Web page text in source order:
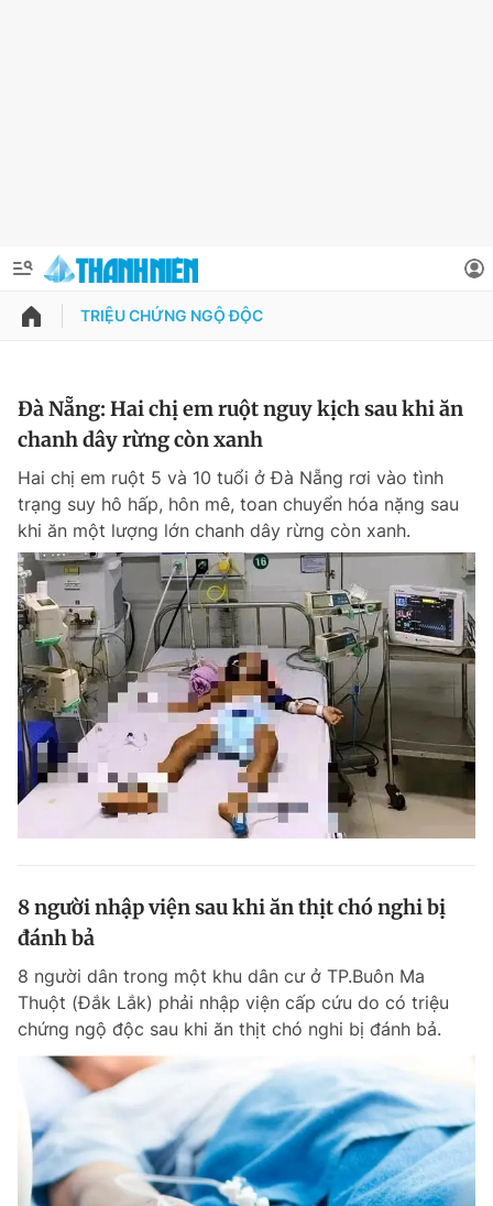
QUẢNG CÁO ĐẶT BÁO
Chuyên mục khác
Chào ngày mới Tin 24h
Tin thị trường Tin 360
Video Magazine
Sản phẩm khác
Bạn cần biết
Thông tin tòa soạn Liên hệ quảng cáo
Đọc Thanh Niên trên điện thoại
Theo dõi báo trên
Thông tin tài khoản
Đổi mật khẩu
Tin đã lưu
Tin đã xem
Đăng xuất
TRIỆU CHỨNG NGỘ ĐỘC
Đà Nẵng: Hai chị em ruột nguy kịch sau khi ăn
chanh dây rừng còn xanh
Hai chị em ruột 5 và 10 tuổi ở Đà Nẵng rơi vào tình
trạng suy hô hấp, hôn mê, toan chuyển hóa nặng sau
khi ăn một lượng lớn chanh dây rừng còn xanh.
8 người nhập viện sau khi ăn thịt chó nghi bị
đánh bả
8 người dân trong một khu dân cư ở TP.Buôn Ma
Thuột (Đắk Lắk) phải nhập viện cấp cứu do có triệu
chứng ngộ độc sau khi ăn thịt chó nghi bị đánh bả.